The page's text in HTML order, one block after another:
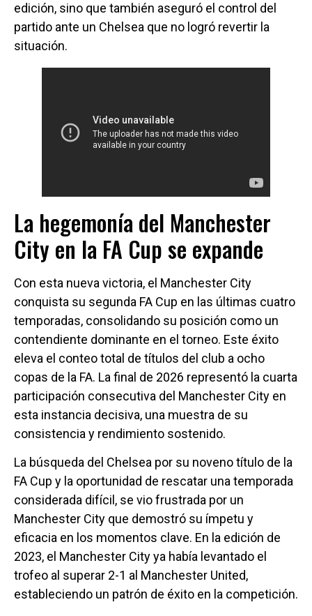
edición, sino que también aseguró el control del
partido ante un Chelsea que no logró revertir la
situación.
La hegemonía del Manchester
City en la FA Cup se expande
Con esta nueva victoria, el Manchester City
conquista su segunda FA Cup en las últimas cuatro
temporadas, consolidando su posición como un
contendiente dominante en el torneo. Este éxito
eleva el conteo total de títulos del club a ocho
copas de la FA. La final de 2026 representó la cuarta
participación consecutiva del Manchester City en
esta instancia decisiva, una muestra de su
consistencia y rendimiento sostenido.
La búsqueda del Chelsea por su noveno título de la
FA Cup y la oportunidad de rescatar una temporada
considerada difícil, se vio frustrada por un
Manchester City que demostró su ímpetu y
eficacia en los momentos clave. En la edición de
2023, el Manchester City ya había levantado el
trofeo al superar 2-1 al Manchester United,
estableciendo un patrón de éxito en la competición.